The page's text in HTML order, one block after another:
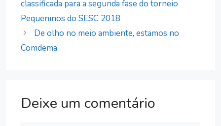
classificada para a segunda fase do torneio
Pequeninos do SESC 2018
De olho no meio ambiente, estamos no
Comdema
Deixe um comentário